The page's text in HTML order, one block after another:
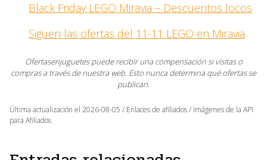
Black Friday LEGO Miravia – Descuentos locos
Siguen las ofertas del 11-11 LEGO en Miravia
Ofertasenjuguetes puede recibir una compensación si visitas o
compras a través de nuestra web. Esto nunca determina qué ofertas se
publican.
Última actualización el 2026-08-05 / Enlaces de afiliados / Imágenes de la API
para Afiliados